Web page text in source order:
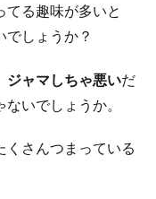
てる趣味が多いと
しょうか？
ジャマしちゃ悪いだ
いでしょうか。
くさんつまっている